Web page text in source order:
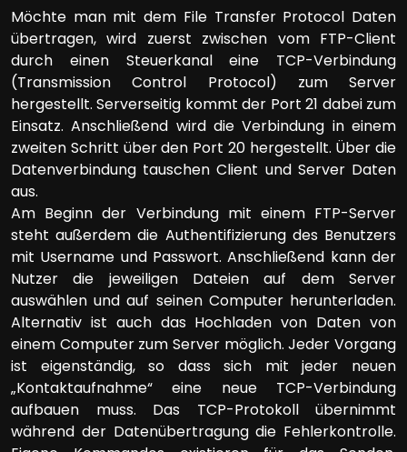
Möchte man mit dem File Transfer Protocol Daten
übertragen, wird zuerst zwischen vom FTP-Client
durch einen Steuerkanal eine TCP-Verbindung
(Transmission Control Protocol) zum Server
hergestellt. Serverseitig kommt der Port 21 dabei zum
Einsatz. Anschließend wird die Verbindung in einem
zweiten Schritt über den Port 20 hergestellt. Über die
Datenverbindung tauschen Client und Server Daten
aus.
Am Beginn der Verbindung mit einem FTP-Server
steht außerdem die Authentifizierung des Benutzers
mit Username und Passwort. Anschließend kann der
Nutzer die jeweiligen Dateien auf dem Server
auswählen und auf seinen Computer herunterladen.
Alternativ ist auch das Hochladen von Daten von
einem Computer zum Server möglich. Jeder Vorgang
ist eigenständig, so dass sich mit jeder neuen
„Kontaktaufnahme“ eine neue TCP-Verbindung
aufbauen muss. Das TCP-Protokoll übernimmt
während der Datenübertragung die Fehlerkontrolle.